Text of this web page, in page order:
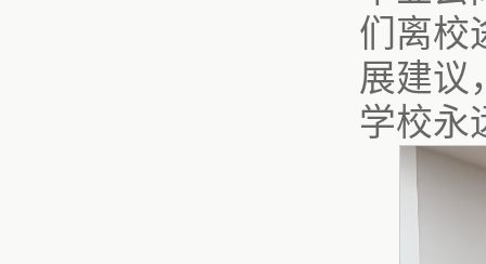
们离校
展建议
学校永